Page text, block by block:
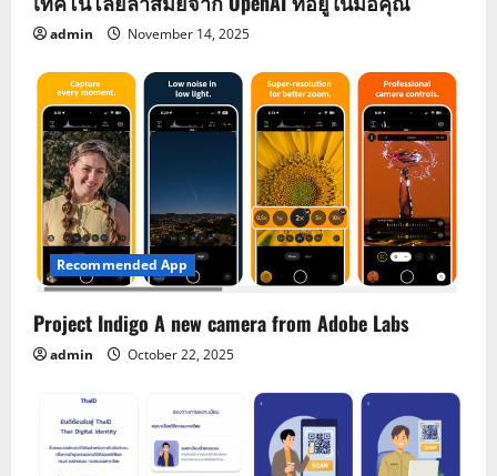
admin November 14, 2025
Recommended App
Project Indigo A new camera from Adobe Labs
admin October 22, 2025